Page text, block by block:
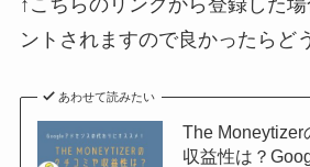
↑こちらのリンクから登録した
ントされますので良かったらど
あわせて読みたい
The Moneytizer
収益性は？